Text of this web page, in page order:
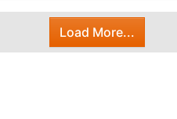
Load More...